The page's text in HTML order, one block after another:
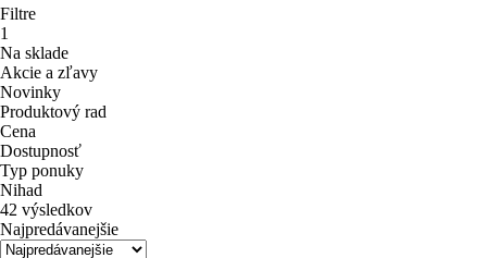
Filtre
1
Na sklade
Akcie a zľavy
Novinky
Produktový rad
Cena
Dostupnosť
Typ ponuky
Nihad
42 výsledkov
Najpredávanejšie